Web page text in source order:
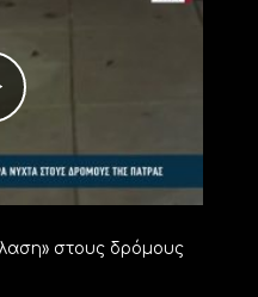
στους δρόμους